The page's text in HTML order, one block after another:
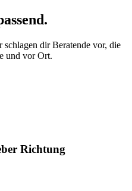
dir Beratende vor, die
und vor Ort.
Richtung